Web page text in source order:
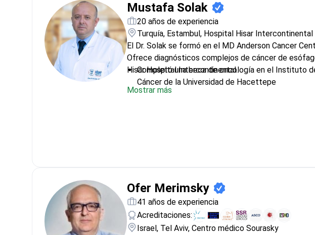
Mustafa Solak
20 años de experiencia
Turquía, Estambul, Hospital Hisar Intercontinental
El Dr. Solak se formó en el MD Anderson Cancer
Ofrece diagnósticos complejos de cáncer de
Hisar Hospital Intercontinental.
Completó una beca de oncología en el Instituto
Cáncer de la Universidad de Hacettepe
Especializado en neoplasias gastrointestinales,
Mostrar más
Ofer Merimsky
41 años de experiencia
Acreditaciones:
Israel, Tel Aviv, Centro médico Sourasky